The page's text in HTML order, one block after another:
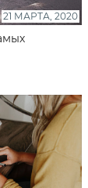
21 МАРТА, 2020